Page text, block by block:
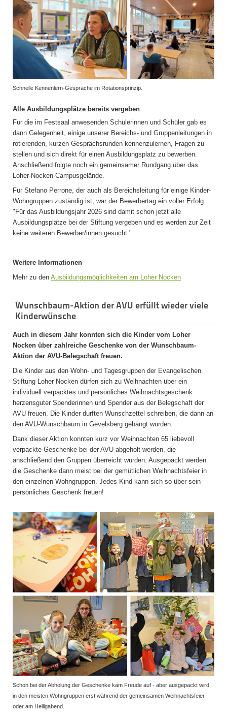
Schnelle Kennenlern-Gespräche im Rotationsprinzip.
Alle Ausbildungsplätze bereits vergeben
Für die im Festsaal anwesenden Schülerinnen und Schüler gab es
dann Gelegenheit, einige unserer Bereichs- und Gruppenleitungen in
rotierenden, kurzen Gesprächsrunden kennenzulernen, Fragen zu
stellen und sich direkt für einen Ausbildungsplatz zu bewerben.
Anschließend folgte noch ein gemeinsamer Rundgang über das
Loher-Nocken-Campusgelände.
Für Stefano Perrone, der auch als Bereichsleitung für einige Kinder-
Wohngruppen zuständig ist, war der Bewerbertag ein voller Erfolg:
"Für das Ausbildungsjahr 2026 sind damit schon jetzt alle
Ausbildungsplätze bei der Stiftung vergeben und es werden zur Zeit
keine weiteren Bewerber/innen gesucht."
Weitere Informationen
Mehr zu den Ausbildungsmöglichkeiten am Loher Nocken
Wunschbaum-Aktion der AVU erfüllt wieder viele
Kinderwünsche
Auch in diesem Jahr konnten sich die Kinder vom Loher
Nocken über zahlreiche Geschenke von der Wunschbaum-
Aktion der AVU-Belegschaft freuen.
Die Kinder aus den Wohn- und Tagesgruppen der Evangelischen
Stiftung Loher Nocken dürfen sich zu Weihnachten über ein
individuell verpacktes und persönliches Weihnachtsgeschenk
herzensguter Spenderinnen und Spender aus der Belegschaft der
AVU freuen. Die Kinder durften Wunschzettel schreiben, die dann an
den AVU-Wunschbaum in Gevelsberg gehängt wurden.
Dank dieser Aktion konnten kurz vor Weihnachten 65 liebevoll
verpackte Geschenke bei der AVU abgeholt werden, die
anschließend den Gruppen überreicht wurden. Ausgepackt werden
die Geschenke dann meist bei der gemütlichen Weihnachtsfeier in
den einzelnen Wohngruppen. Jedes Kind kann sich so über sein
persönliches Geschenk freuen!
Schon bei der Abholung der Geschenke kam Freude auf - aber ausgepackt wird
in den meisten Wohngruppen erst während der gemeinsamen Weihnachtsfeier
oder am Heiligabend.